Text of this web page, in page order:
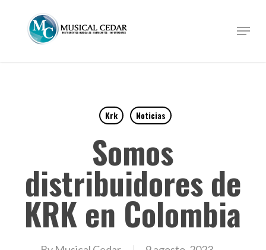
Menu
Krk Noticias
Somos
distribuidores de
KRK en Colombia
Close